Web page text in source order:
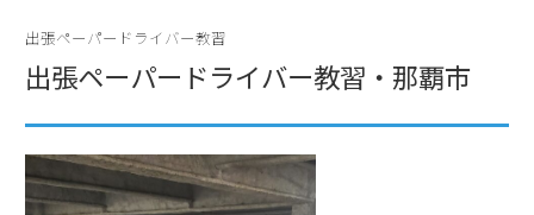
出張ペーパードライバー教習
出張ペーパードライバー教習・那覇市